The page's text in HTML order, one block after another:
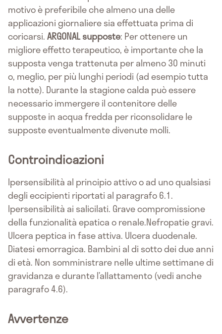
motivo è preferibile che almeno una delle
applicazioni giornaliere sia effettuata prima di
coricarsi.ARGONAL supposte: Per ottenere un
migliore effetto terapeutico, è importante che la
supposta venga trattenuta per almeno 30 minuti
o, meglio, per più lunghi periodi (ad esempio tutta
la notte). Durante la stagione calda può essere
necessario immergere il contenitore delle
supposte in acqua fredda per riconsolidare le
supposte eventualmente divenute molli.
Controindicazioni
Ipersensibilità al principio attivo o ad uno qualsiasi
degli eccipienti riportati al paragrafo 6.1.
Ipersensibilità ai salicilati. Grave compromissione
della funzionalità epatica o renale.Nefropatie gravi.
Ulcera peptica in fase attiva. Ulcera duodenale.
Diatesi emorragica. Bambini al di sotto dei due anni
di età. Non somministrare nelle ultime settimane di
gravidanza e durante l’allattamento (vedi anche
paragrafo 4.6).
Avvertenze